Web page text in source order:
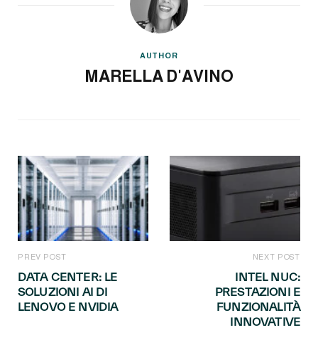
AUTHOR
MARELLA D'AVINO
PREV POST
DATA CENTER: LE
SOLUZIONI AI DI
LENOVO E NVIDIA
NEXT POST
INTEL NUC:
PRESTAZIONI E
FUNZIONALITÀ
INNOVATIVE